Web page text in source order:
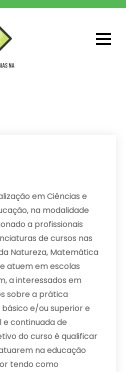
em Ciências e
na modalidade
a profissionais
de cursos nas
Natureza, Matemática
atuem em escolas
a interessados em
sobre a prática
e/ou superior e
e continuada de
do curso é qualificar
na educação
tendo como